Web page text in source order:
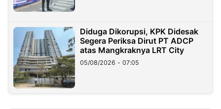
Diduga Dikorupsi, KPK Didesak
Segera Periksa Dirut PT ADCP
atas Mangkraknya LRT City
05/08/2026 - 07:05